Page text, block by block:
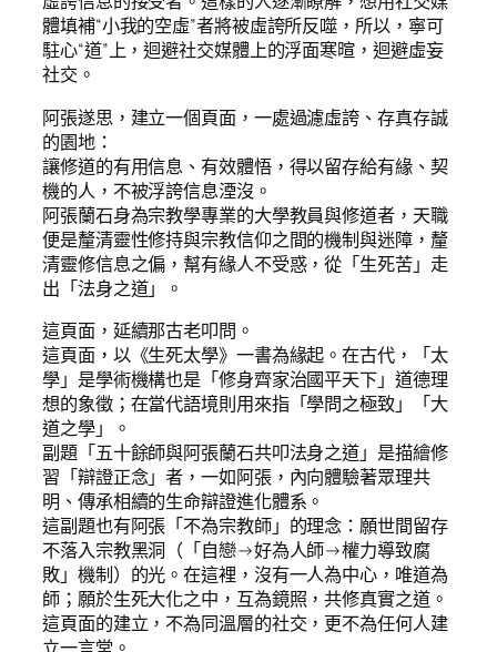
體填補“小我的空虛”者將被虛誇所反噬，所以，寧可
駐心“道”上，迴避社交媒體上的浮面寒暄，迴避虛妄
社交。
阿張遂思，建立一個頁面，一處過濾虛誇、存真存誠
的園地：
讓修道的有用信息、有效體悟，得以留存給有緣、契
機的人，不被浮誇信息湮沒。
阿張蘭石身為宗教學專業的大學教員與修道者，天職
便是釐清靈性修持與宗教信仰之間的機制與迷障，釐
清靈修信息之偏，幫有緣人不受惑，從「生死苦」走
出「法身之道」。
這頁面，延續那古老叩問。
這頁面，以《生死太學》一書為緣起。在古代，「太
學」是學術機構也是「修身齊家治國平天下」道德理
想的象徵；在當代語境則用來指「學問之極致」「大
道之學」。
副題「五十餘師與阿張蘭石共叩法身之道」是描繪修
習「辯證正念」者，一如阿張，內向體驗著眾理共
明、傳承相續的生命辯證進化體系。
這副題也有阿張「不為宗教師」的理念：願世間留存
不落入宗教黑洞（「自戀→好為人師→權力導致腐
敗」機制）的光。在這裡，沒有一人為中心，唯道為
師；願於生死大化之中，互為鏡照，共修真實之道。
這頁面的建立，不為同溫層的社交，更不為任何人建